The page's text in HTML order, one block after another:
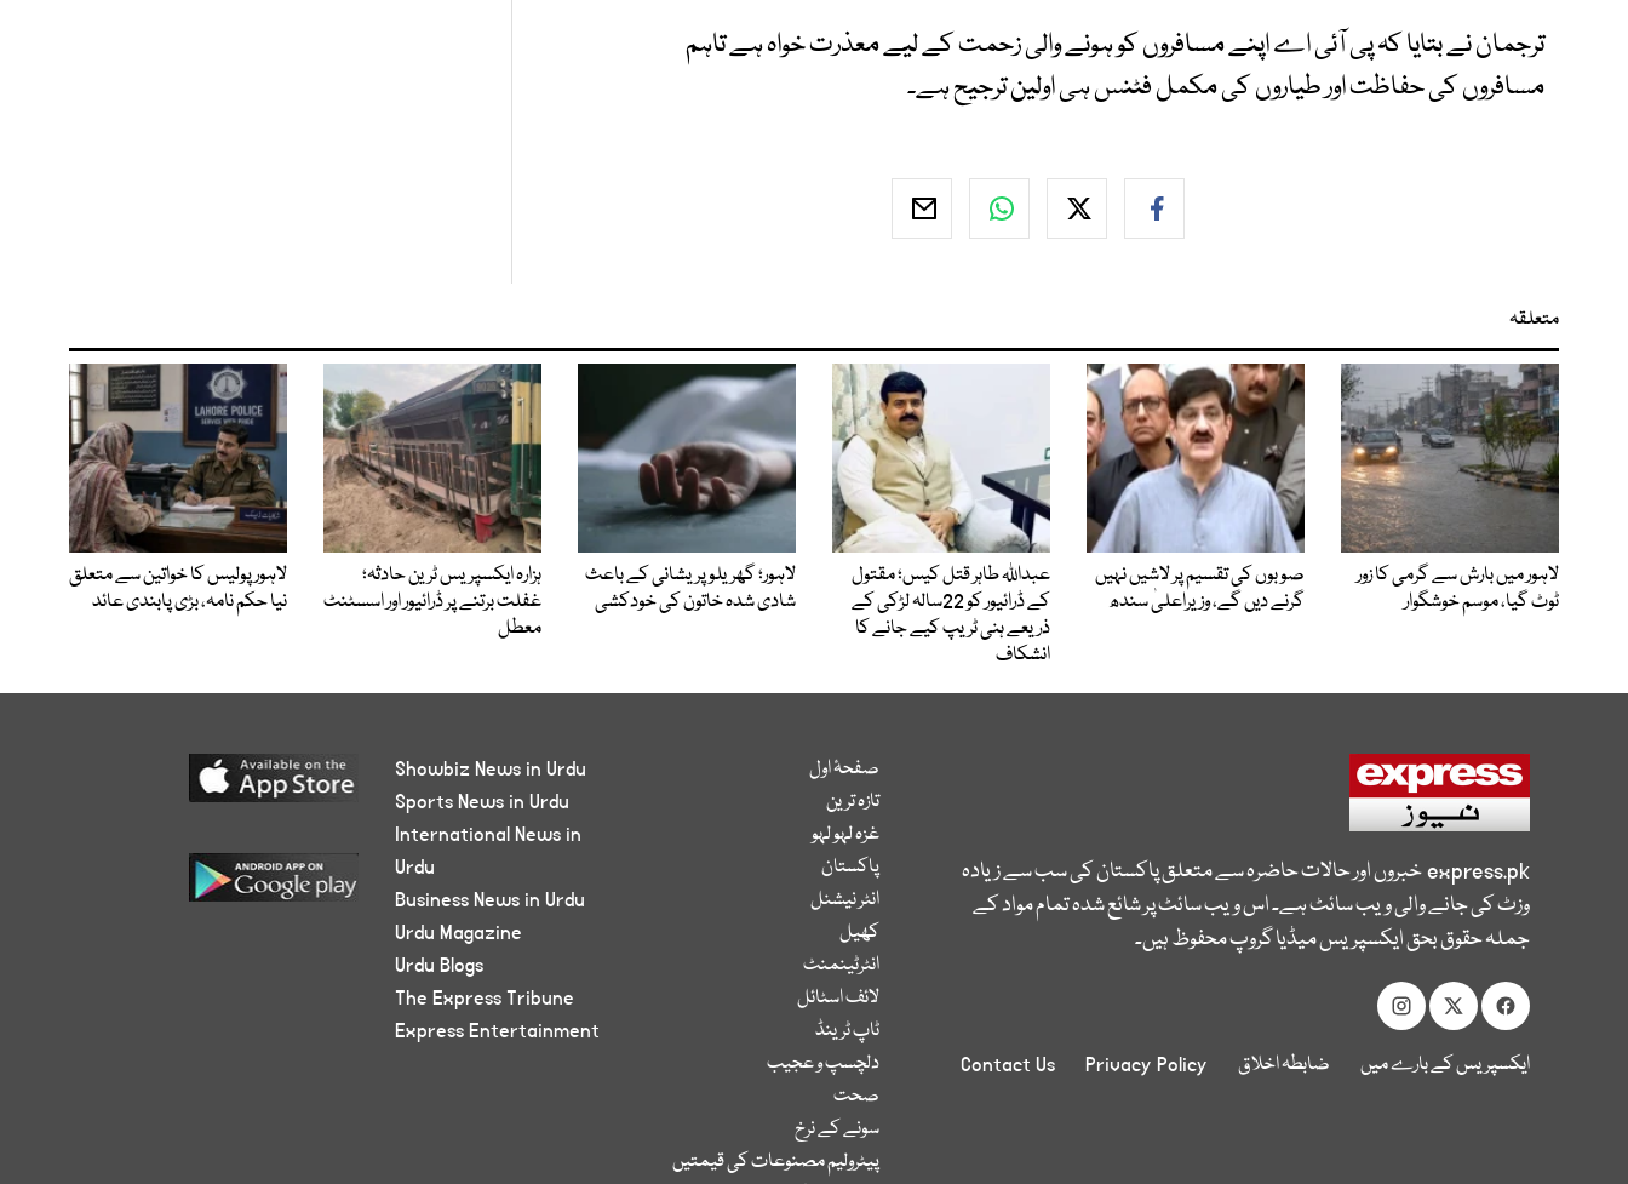
ترجمان نے بتایا کہ ​پی آئی اے اپنے مسافروں کو ہونے والی زحمت کے لیے معذرت خواہ ہے تاہم
مسافروں کی حفاظت اور طیاروں کی مکمل فٹنس ہی اولین ترجیح ہے۔
متعلقہ
لاہور میں بارش سے گرمی کا زور
ٹوٹ گیا، موسم خوشگوار
صوبوں کی تقسیم پر لاشیں نہیں
گرنے دیں گے، وزیراعلیٰ سندھ
عبداللہ طاہر قتل کیس؛ مقتول
کے ڈرائیور کو 22سالہ لڑکی کے
ذریعے ہنی ٹریپ کیے جانے کا
انشکاف
لاہور؛ گھریلو پریشانی کے باعث
شادی شدہ خاتون کی خودکشی
ہزارہ ایکسپریس ٹرین حادثہ؛
غفلت برتنے پر ڈرائیور اور اسسٹنٹ
معطل
لاہور پولیس کا خواتین سے متعلق
نیا حکم نامہ، بڑی پابندی عائد
express.pkخبروں اور حالات حاضرہ سے متعلق پاکستان کی سب سے زیادہ
وزٹ کی جانے والی ویب سائٹ ہے۔ اس ویب سائٹ پر شائع شدہ تمام مواد کے
جملہ حقوق بحق ایکسپریس میڈیا گروپ محفوظ ہیں۔
ایکسپریس کے بارے میں ضابطہ اخلاق Privacy Policy
Contact Us
صفحۂ اول
تازہ ترین
غزہ لہو لہو
پاکستان
انٹر نیشنل
کھیل
انٹرٹینمنٹ
لائف اسٹائل
ٹاپ ٹرینڈ
دلچسپ و عجیب
صحت
سونے کے نرخ
پیٹرولیم مصنوعات کی قیمتیں
Showbiz News in Urdu
Sports News in Urdu
International News in
Urdu
Business News in Urdu
Urdu Magazine
Urdu Blogs
The Express Tribune
Express Entertainment